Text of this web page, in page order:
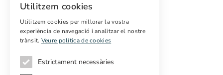
Marketing digital
Compradors internacionals
Propietats off-market
Utilitzem cookies
Utilitzem cookies per millorar la vostra
experiència de navegació i analitzar el nostre
trànsit. Veure política de cookies
Estrictament necessàries